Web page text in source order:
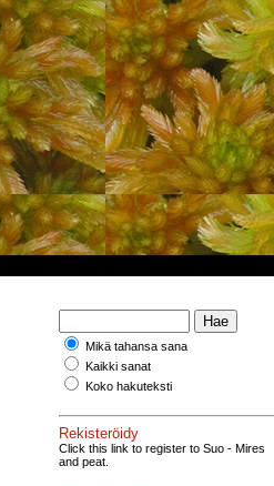
Mikä tahansa sana
Kaikki sanat
Koko hakuteksti
Rekisteröidy
Click this link to register to Suo - Mires
and peat.